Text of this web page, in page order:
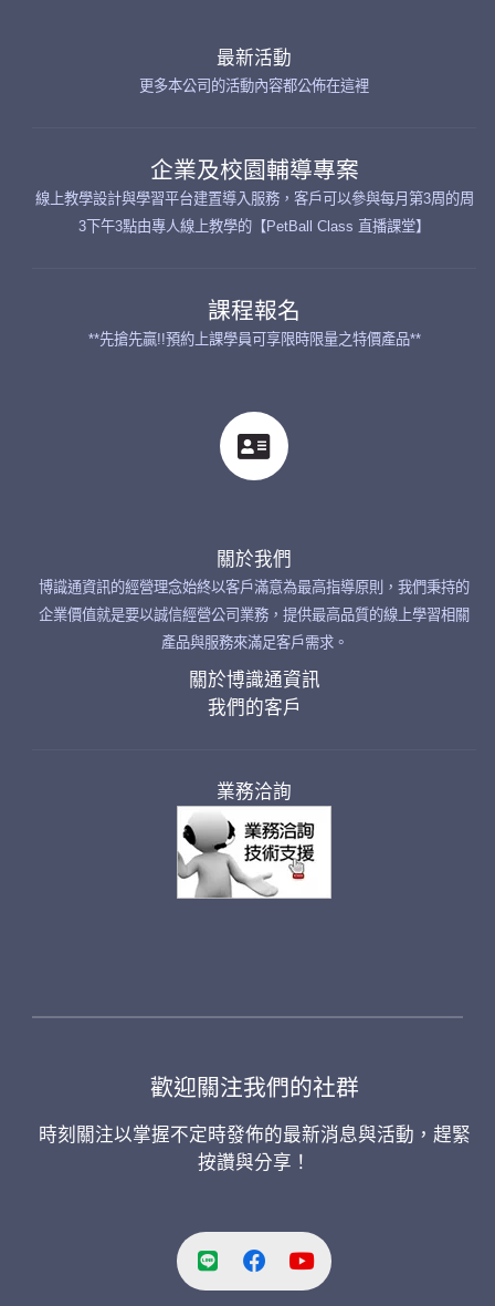
最新活動
更多本公司的活動內容都公佈在這裡
企業及校園輔導專案
線上教學設計與學習平台建置導入服務，客戶可以參與每月第3周的周
3下午3點由專人線上教學的【PetBall Class 直播課堂】
課程報名
**先搶先贏!!預約上課學員可享限時限量之特價產品**
關於我們
博識通資訊的經營理念始終以客戶滿意為最高指導原則，我們秉持的
企業價值就是要以誠信經營公司業務，提供最高品質的線上學習相關
產品與服務來滿足客戶需求。
關於博識通資訊
我們的客戶
業務洽詢
歡迎關注我們的社群
時刻關注以掌握不定時發佈的最新消息與活動，趕緊
按讚與分享！